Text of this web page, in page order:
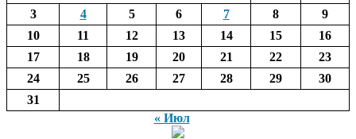
3
4 5 6 7 8
9
10
11 12 13 14 15
16
17
18 19 20 21 22
23
24
25 26 27 28 29
30
31
« Июл